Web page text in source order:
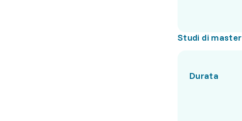
Studi di master
Durata